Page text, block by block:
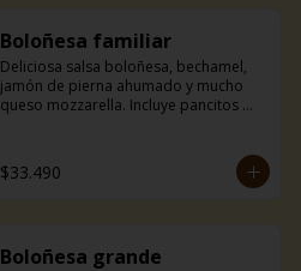
Boloñesa familiar
Deliciosa salsa boloñesa, bechamel,
jamón de pierna ahumado y mucho
queso mozzarella. Incluye pancitos
$33.490
Boloñesa grande